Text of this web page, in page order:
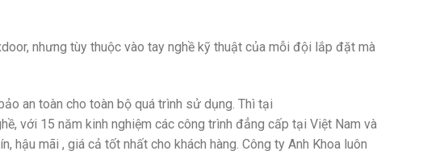
nhưng tùy thuộc vào tay nghề kỹ thuật của mỗi đội lắp đặt mà
an toàn cho toàn bộ quá trình sử dụng. Thì tại
với 15 năm kinh nghiệm các công trình đẳng cấp tại Việt Nam và
hậu mãi , giá cả tốt nhất cho khách hàng. Công ty Anh Khoa luôn